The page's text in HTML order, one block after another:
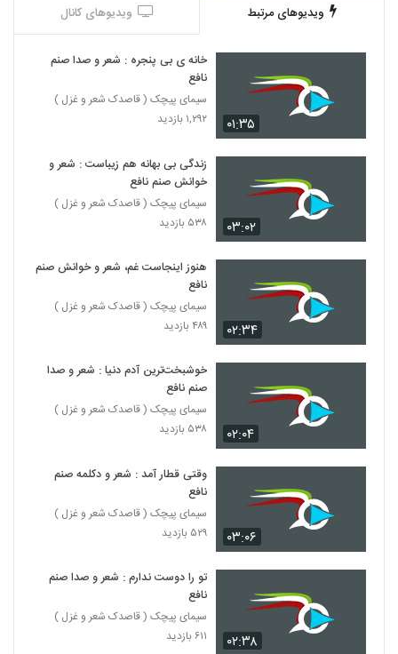
ویدیوهای مرتبط ویدیوهای کانال
۰۱:۳۵
خانه ی بی پنجره : شعر و صدا صنم
نافع
سیمای پیچک ( قاصدک شعر و غزل )
۱,۲۹۲ بازدید
۰۳:۰۲
زندگی بی بهانه هم زیباست : شعر و
خوانش صنم نافع
سیمای پیچک ( قاصدک شعر و غزل )
۵۳۸ بازدید
۰۲:۳۴
هنوز اينجاست غم، شعر و خوانش صنم
نافع
سیمای پیچک ( قاصدک شعر و غزل )
۴۸۹ بازدید
۰۲:۰۴
خوشبخت‌ترین آدم دنیا : شعر و صدا
صنم نافع
سیمای پیچک ( قاصدک شعر و غزل )
۵۳۸ بازدید
۰۳:۰۶
وقتی قطار آمد : شعر و دکلمه صنم
نافع
سیمای پیچک ( قاصدک شعر و غزل )
۵۲۹ بازدید
۰۲:۳۸
تو را دوست ندارم : شعر و صدا صنم
نافع
سیمای پیچک ( قاصدک شعر و غزل )
۶۱۱ بازدید